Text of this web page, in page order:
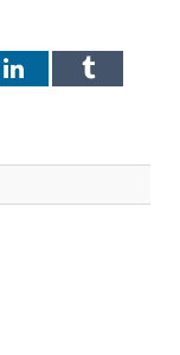
LinkedInTumblr